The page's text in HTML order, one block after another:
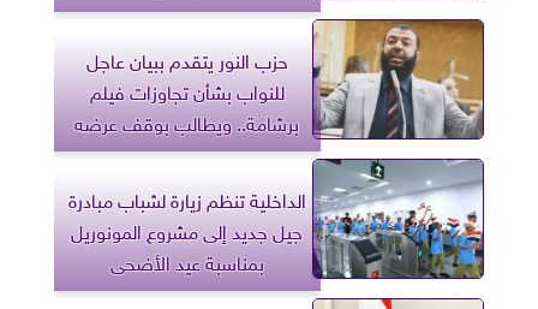
حزب النور يتقدم ببيان عاجل
للنواب بشأن تجاوزات فيلم
برشامة.. ويطالب بوقف عرضه
الداخلية تنظم زيارة لشباب مبادرة
جيل جديد إلى مشروع المونوريل
بمناسبة عيد الأضحى